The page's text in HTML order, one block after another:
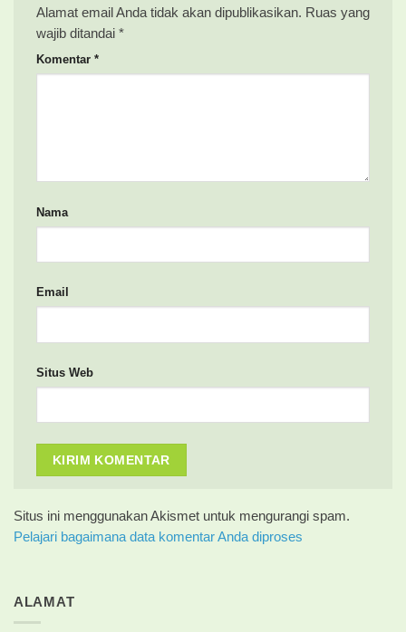
Alamat email Anda tidak akan dipublikasikan. Ruas yang
wajib ditandai *
Komentar *
Nama
Email
Situs Web
Situs ini menggunakan Akismet untuk mengurangi spam.
Pelajari bagaimana data komentar Anda diproses
ALAMAT